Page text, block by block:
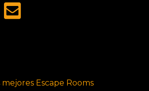
Escape Rooms